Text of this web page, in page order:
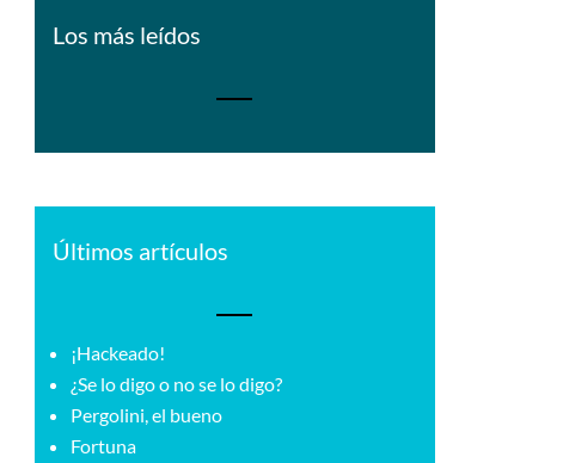
Los más leídos
Últimos artículos
¡Hackeado!
¿Se lo digo o no se lo digo?
Pergolini, el bueno
Fortuna